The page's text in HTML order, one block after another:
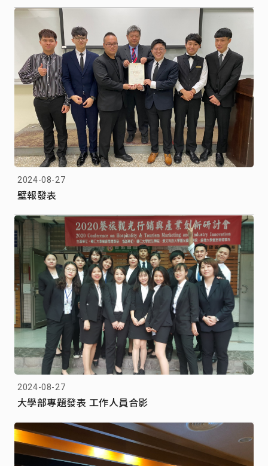
2024-08-27
壁報發表
2024-08-27
大學部專題發表 工作人員合影